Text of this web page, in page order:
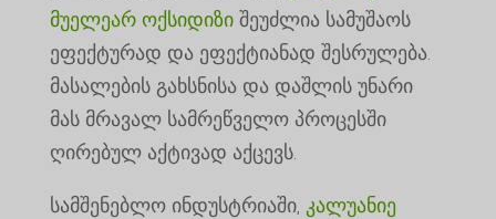
მუელეარ ოქსიდიზიშეუძლია სამუშაოს
ეფექტურად და ეფექტიანად შესრულება.
მასალების გახსნისა და დაშლის უნარი
მას მრავალ სამრეწველო პროცესში
ღირებულ აქტივად აქცევს.
სამშენებლო ინდუსტრიაში, კალუანიე